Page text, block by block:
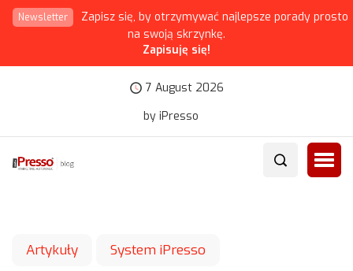
Newsletter
Zapisz się, by otrzymywać najlepsze porady prosto
na swoją skrzynkę.
Zapisuję się!
7 August 2026
by iPresso
Artykuły System iPresso